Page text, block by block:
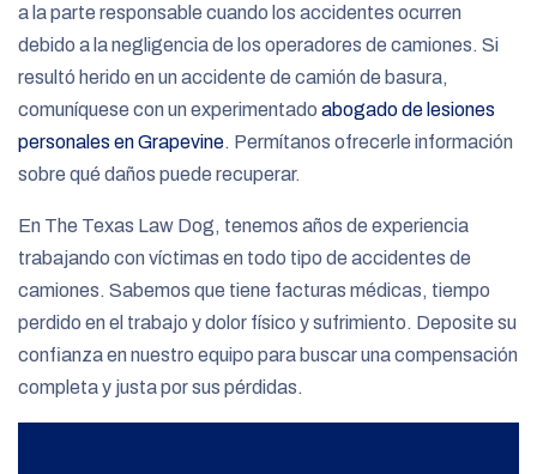
a la parte responsable cuando los accidentes ocurren
debido a la negligencia de los operadores de camiones. Si
resultó herido en un accidente de camión de basura,
comuníquese con un experimentado abogado de lesiones
personales en Grapevine. Permítanos ofrecerle información
sobre qué daños puede recuperar.
En The Texas Law Dog, tenemos años de experiencia
trabajando con víctimas en todo tipo de accidentes de
camiones. Sabemos que tiene facturas médicas, tiempo
perdido en el trabajo y dolor físico y sufrimiento. Deposite su
confianza en nuestro equipo para buscar una compensación
completa y justa por sus pérdidas.